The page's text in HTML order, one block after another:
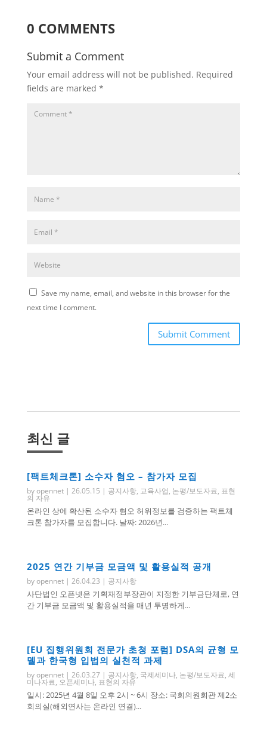
0 COMMENTS
Submit a Comment
Your email address will not be published. Required
fields are marked *
Save my name, email, and website in this browser for the
next time I comment.
Submit Comment
최신 글
[팩트체크톤] 소수자 혐오 – 참가자 모집
byopennet| 26.05.15 | 공지사항, 교육사업, 논평/보도자료, 표현
의 자유
온라인 상에 확산된 소수자 혐오 허위정보를 검증하는 팩트체
크톤 참가자를 모집합니다. 날짜: 2026년...
2025 연간 기부금 모금액 및 활용실적 공개
byopennet| 26.04.23 | 공지사항
사단법인 오픈넷은 기획재정부장관이 지정한 기부금단체로, 연
간 기부금 모금액 및 활용실적을 매년 투명하게...
[EU 집행위원회 전문가 초청 포럼] DSA의 균형 모
델과 한국형 입법의 실천적 과제
byopennet| 26.03.27| 공지사항, 국제세미나, 논평/보도자료, 세
미나자료, 오픈세미나, 표현의 자유
일시: 2025년 4월 8일 오후 2시 ~ 6시 장소: 국회의원회관 제2소
회의실(해외연사는 온라인 연결)...